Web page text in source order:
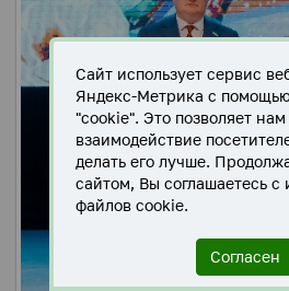
Сайт использует сервис
Яндекс-Метрика с
"cookie". Это позволяет
взаимодействие
делать его лучше.
сайтом, Вы соглашаетесь с
файлов cookie.
Согласен